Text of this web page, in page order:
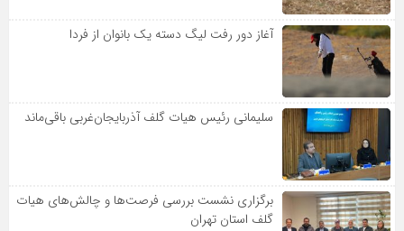
آغاز دور رفت لیگ دسته یک بانوان از فردا
سلیمانی رئیس هیات گلف آذربایجان‌غربی باقی‌ماند
برگزاری نشست بررسی فرصت‌ها و چالش‌های هیات
گلف استان تهران